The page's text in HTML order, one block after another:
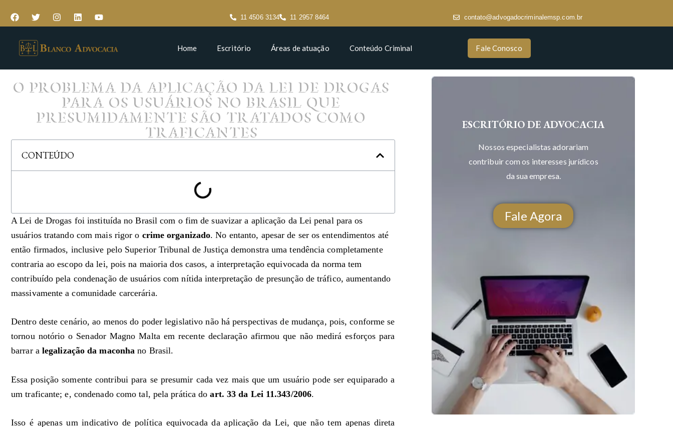
11 4506 3134 11 2957 8464 contato@advogadocriminalemsp.com.br
Home Escritório Áreas de atuação Conteúdo Criminal Fale Conosco
O PROBLEMA DA APLICAÇÃO DA LEI DE DROGAS
PARA OS USUÁRIOS NO BRASIL QUE
PRESUMIDAMENTE SÃO TRATADOS COMO
TRAFICANTES
CONTEÚDO
A Lei de Drogas foi instituída no Brasil com o fim de suavizar a aplicação da Lei penal para os
usuários tratando com mais rigor o crime organizado. No entanto, apesar de ser os entendimentos até
então firmados, inclusive pelo Superior Tribunal de Justiça demonstra uma tendência completamente
contraria ao escopo da lei, pois na maioria dos casos, a interpretação equivocada da norma tem
contribuído pela condenação de usuários com nítida interpretação de presunção de tráfico, aumentando
massivamente a comunidade carcerária.
Dentro deste cenário, ao menos do poder legislativo não há perspectivas de mudança, pois, conforme se
tornou notório o Senador Magno Malta em recente declaração afirmou que não medirá esforços para
barrar alegalização da maconha no Brasil.
Essa posição somente contribui para se presumir cada vez mais que um usuário pode ser equiparado a
um traficante; e, condenado como tal, pela prática doart. 33 da Lei 11.343/2006.
Isso é apenas um indicativo de política equivocada da aplicação da Lei, que não tem apenas direta
ESCRITÓRIO DE ADVOCACIA
Nossos especialistas adorariam
contribuir com os interesses jurídicos
da sua empresa.
Fale Agora